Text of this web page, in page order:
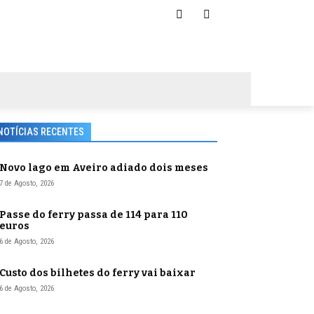
RECENTES
Novo lago em Aveiro adiado dois meses
7 de Agosto, 2026
Passe do ferry passa de 114 para 110
euros
6 de Agosto, 2026
Custo dos bilhetes do ferry vai baixar
6 de Agosto, 2026